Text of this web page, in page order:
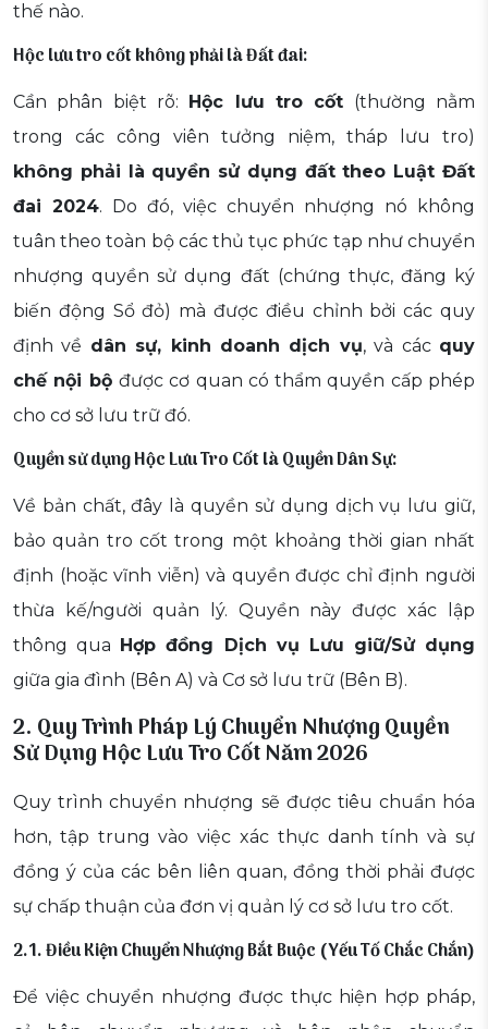
thế nào.
Hộc lưu tro cốt không phải là Đất đai:
Cần phân biệt rõ: Hộc lưu tro cốt (thường nằm
trong các công viên tưởng niệm, tháp lưu tro)
không phải là quyền sử dụng đất theo Luật Đất
đai 2024. Do đó, việc chuyển nhượng nó không
tuân theo toàn bộ các thủ tục phức tạp như chuyển
nhượng quyền sử dụng đất (chứng thực, đăng ký
biến động Sổ đỏ) mà được điều chỉnh bởi các quy
định về dân sự, kinh doanh dịch vụ, và các quy
chế nội bộ được cơ quan có thẩm quyền cấp phép
cho cơ sở lưu trữ đó.
Quyền sử dụng Hộc Lưu Tro Cốt là Quyền Dân Sự:
Về bản chất, đây là quyền sử dụng dịch vụ lưu giữ,
bảo quản tro cốt trong một khoảng thời gian nhất
định (hoặc vĩnh viễn) và quyền được chỉ định người
thừa kế/người quản lý. Quyền này được xác lập
thông qua
Hợp đồng Dịch vụ Lưu giữ/Sử dụng
giữa gia đình (Bên A) và Cơ sở lưu trữ (Bên B).
2. Quy Trình Pháp Lý Chuyển Nhượng Quyền
Sử Dụng Hộc Lưu Tro Cốt Năm 2026
Quy trình chuyển nhượng sẽ được tiêu chuẩn hóa
hơn, tập trung vào việc xác thực danh tính và sự
đồng ý của các bên liên quan, đồng thời phải được
sự chấp thuận của đơn vị quản lý cơ sở lưu tro cốt.
2.1. Điều Kiện Chuyển Nhượng Bắt Buộc (Yếu Tố Chắc Chắn)
Để việc chuyển nhượng được thực hiện hợp pháp,